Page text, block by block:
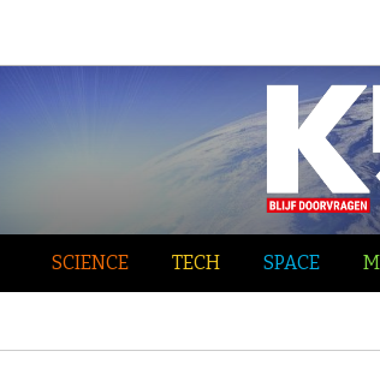
SCIENCE TECH SPACE